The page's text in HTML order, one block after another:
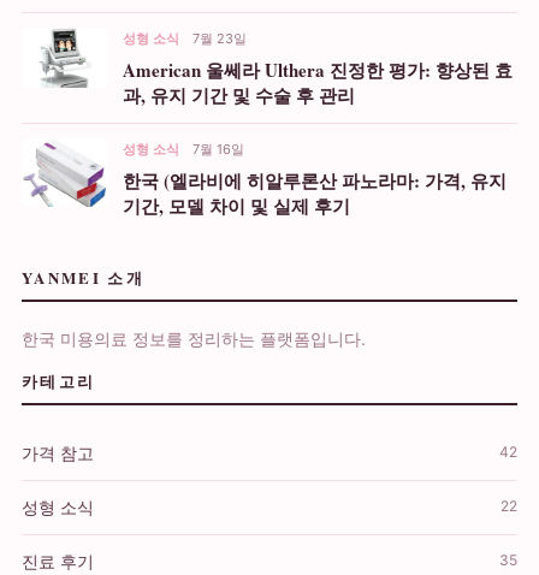
성형 소식 7월 23일
American 울쎄라 Ulthera 진정한 평가: 향상된 효
과, 유지 기간 및 수술 후 관리
성형 소식 7월 16일
한국 (엘라비에 히알루론산 파노라마: 가격, 유지
기간, 모델 차이 및 실제 후기
YANMEI 소개
한국 미용의료 정보를 정리하는 플랫폼입니다.
카테고리
가격 참고 42
성형 소식 22
진료 후기 35